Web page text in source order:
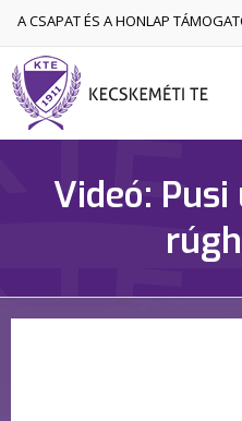
A CSAPAT ÉS A HONLAP
Videó: